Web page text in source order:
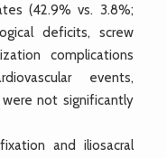
(42.9% vs. 3.8%;
deficits, screw
complications
events,
not significantly
and iliosacral